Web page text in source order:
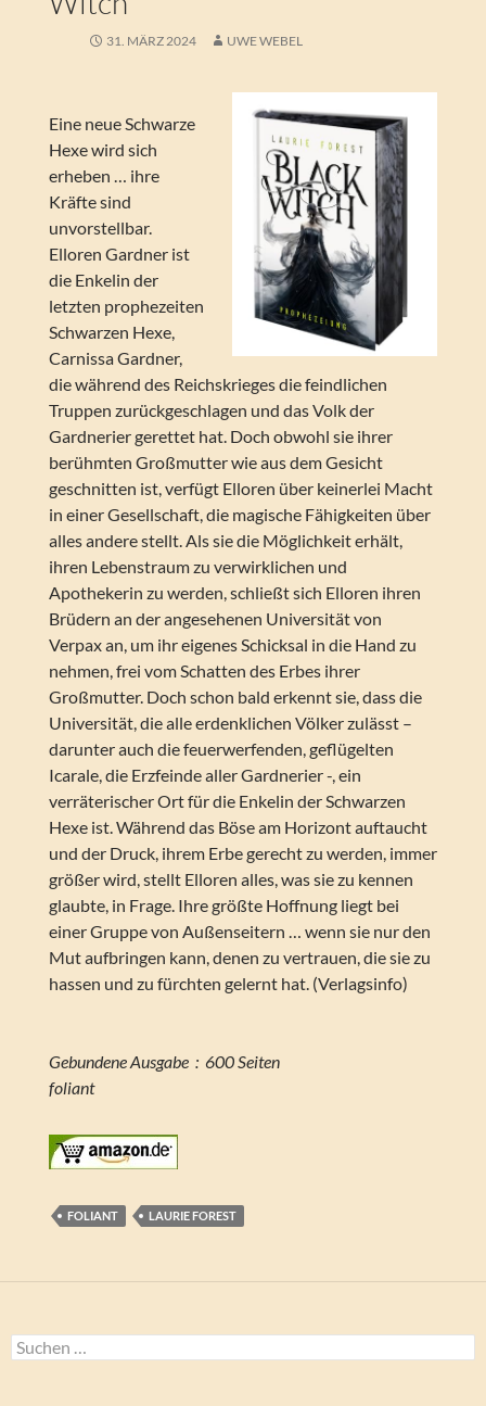
31. MÄRZ 2024 UWE WEBEL
Eine neue Schwarze
Hexe wird sich
erheben … ihre
Kräfte sind
unvorstellbar.
Elloren Gardner ist
die Enkelin der
letzten prophezeiten
Schwarzen Hexe,
Carnissa Gardner,
die während des Reichskrieges die feindlichen
Truppen zurückgeschlagen und das Volk der
Gardnerier gerettet hat. Doch obwohl sie ihrer
berühmten Großmutter wie aus dem Gesicht
geschnitten ist, verfügt Elloren über keinerlei Macht
in einer Gesellschaft, die magische Fähigkeiten über
alles andere stellt. Als sie die Möglichkeit erhält,
ihren Lebenstraum zu verwirklichen und
Apothekerin zu werden, schließt sich Elloren ihren
Brüdern an der angesehenen Universität von
Verpax an, um ihr eigenes Schicksal in die Hand zu
nehmen, frei vom Schatten des Erbes ihrer
Großmutter. Doch schon bald erkennt sie, dass die
Universität, die alle erdenklichen Völker zulässt –
darunter auch die feuerwerfenden, geflügelten
Icarale, die Erzfeinde aller Gardnerier -, ein
verräterischer Ort für die Enkelin der Schwarzen
Hexe ist. Während das Böse am Horizont auftaucht
und der Druck, ihrem Erbe gerecht zu werden, immer
größer wird, stellt Elloren alles, was sie zu kennen
glaubte, in Frage. Ihre größte Hoffnung liegt bei
einer Gruppe von Außenseitern … wenn sie nur den
Mut aufbringen kann, denen zu vertrauen, die sie zu
hassen und zu fürchten gelernt hat. (Verlagsinfo)
Gebundene Ausgabe ‏ : ‎ 600 Seiten
foliant
FOLIANT LAURIE FOREST
Suchen
nach: